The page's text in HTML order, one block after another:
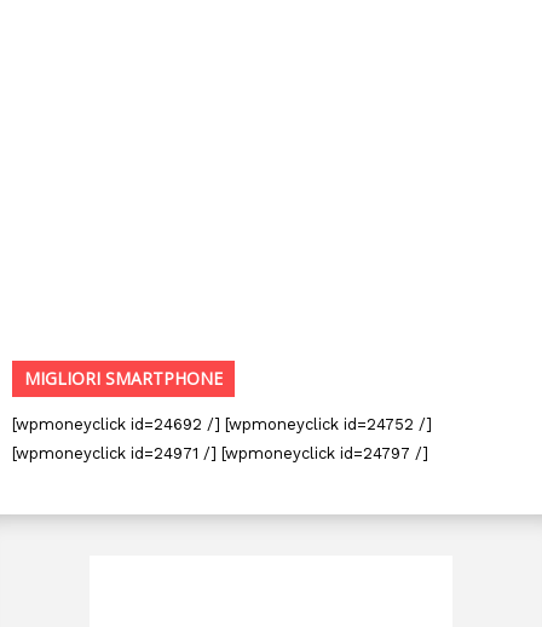
MIGLIORI SMARTPHONE
[wpmoneyclick id=24692 /] [wpmoneyclick id=24752 /]
[wpmoneyclick id=24971 /] [wpmoneyclick id=24797 /]